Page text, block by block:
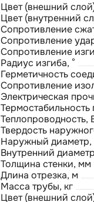
Цвет (внешний
Цвет (внутренний
Сопротивление
Сопротивление
Сопротивление
Радиус изгиба, °
Герметичность
Сопротивление
Электрическая
Теплопроводность,
Твердость
Наружный
Внутренний
Толщина стенки, мм
Длина отрезка, м
Масса трубы, кг
Цвет (внешний